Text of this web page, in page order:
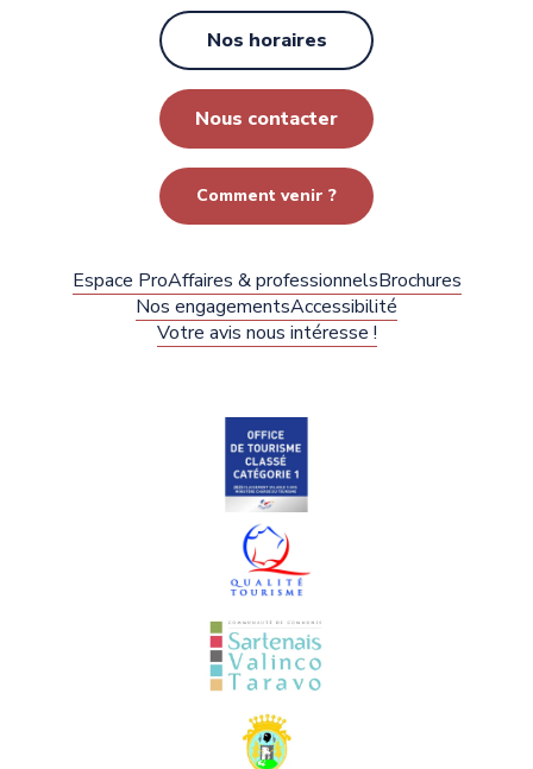
Nos horaires
Nous contacter
Comment venir ?
Espace ProAffaires & professionnelsBrochures
Nos engagementsAccessibilité
Votre avis nous intéresse !